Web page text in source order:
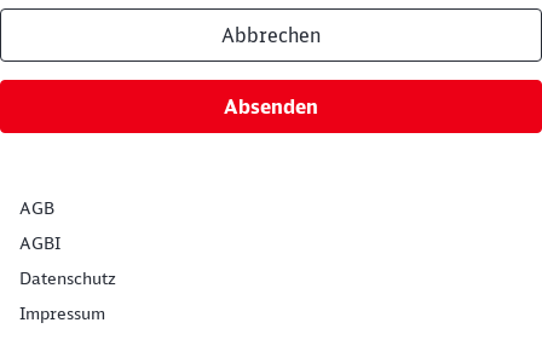
Abbrechen
Absenden
AGB
AGBI
Datenschutz
Impressum